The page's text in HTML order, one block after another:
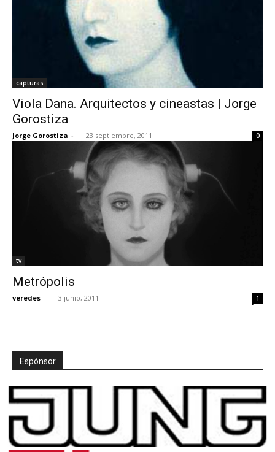
capturas
Viola Dana. Arquitectos y cineastas | Jorge
Gorostiza
Jorge Gorostiza - 23 septiembre, 2011 0
tv
Metrópolis
veredes - 3 junio, 2011 1
Espónsor